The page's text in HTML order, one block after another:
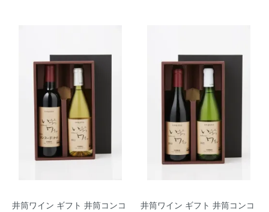
井筒ワイン ギフト 井筒コンコ
井筒ワイン ギフト 井筒コンコ